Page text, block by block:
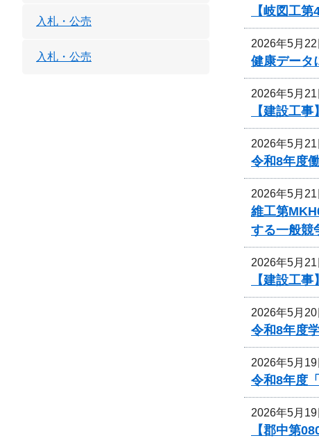
【岐図工
2026年5月
健康データ
2026年5月
【建設工
2026年5月
令和8年度
2026年5月
維工第
する一般競
2026年5月
【建設工
2026年5月
令和8年度
2026年5月
令和8年度
2026年5月
【郡中第
入札・公売
入札・公売